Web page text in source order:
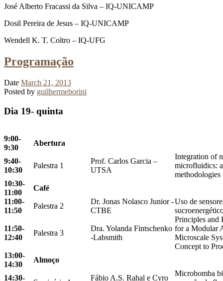
José Alberto Fracassi da Silva – IQ-UNICAMP
Dosil Pereira de Jesus – IQ-UNICAMP
Wendell K. T. Coltro – IQ-UFG
Programação
Date March 21, 2013
Posted by guilhermeborini
Dia 19- quinta
9:00-
9:30
Abertura
9:40-
10:30
Palestra 1
Prof. Carlos Garcia –
UTSA
Integration of
microfluidics:
methodologies
10:30-
11:00
Café
11:00-
11:50
Palestra 2
Dr. Jonas Nolasco Junior -
CTBE
Uso de
11:50-
12:40
Palestra 3
Dra. Yolanda Fintschenko
-Labsmith
Principles and
for a Modular
Microscale
Concept to
13:00-
14:30
Almoço
14:30-
Fábio A.S. Rahal e Cyro
Microbomba